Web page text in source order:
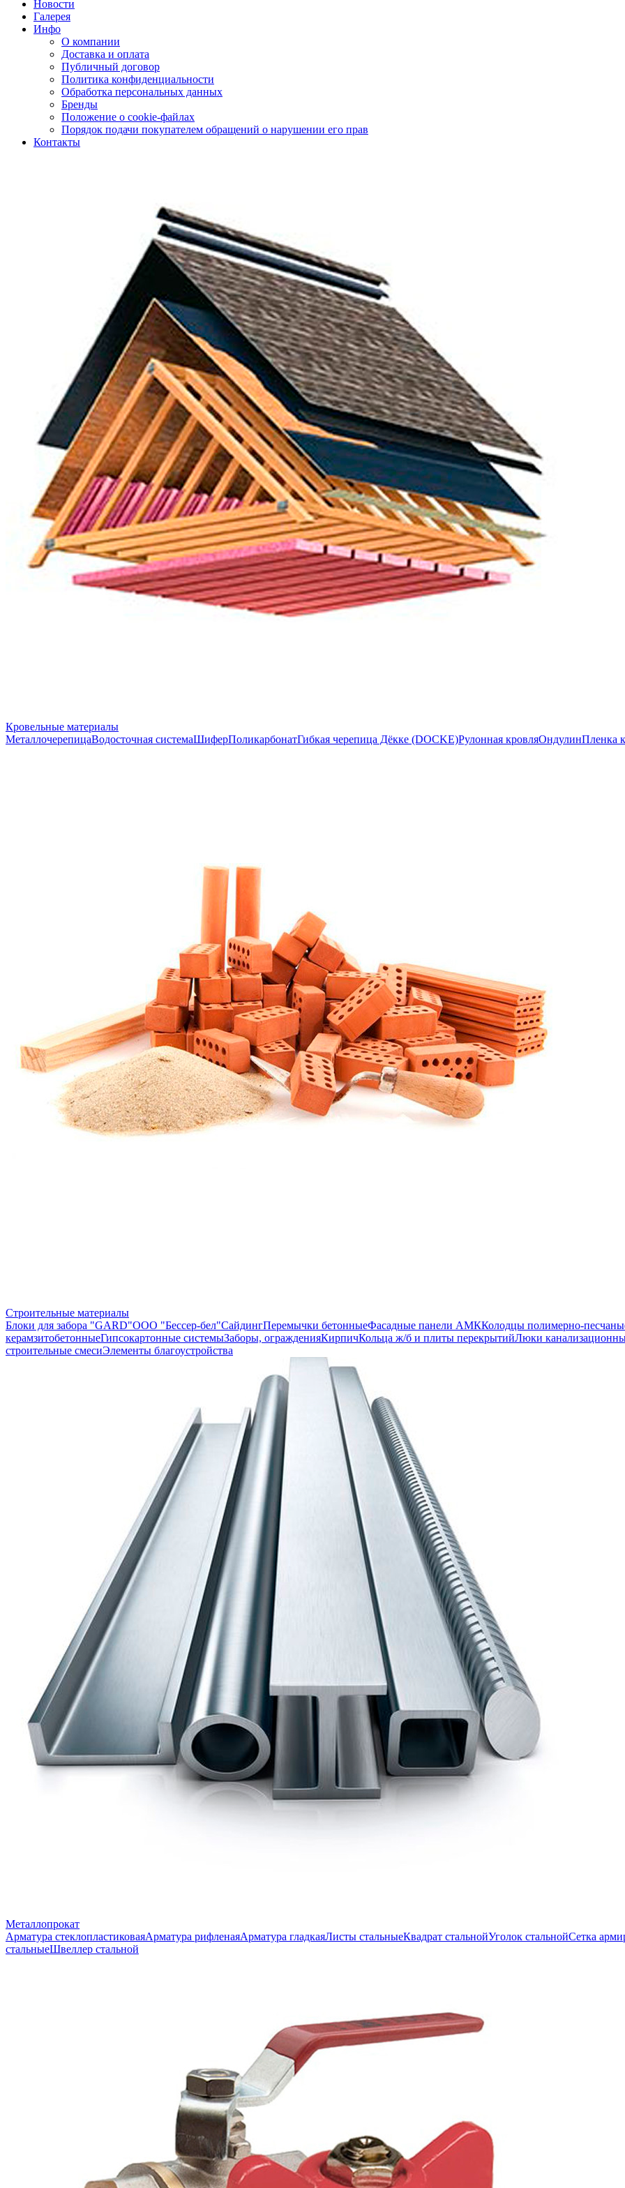
Новости
Галерея
Инфо
О компании
Доставка и оплата
Публичный договор
Политика конфиденциальности
Обработка персональных данных
Бренды
Положение о cookie-файлах
Порядок подачи покупателем обращений о нарушении его прав
Контакты
Кровельные материалы
МеталлочерепицаВодосточная системаШиферПоликарбонатГибкая черепица Дёкке (DOCKE)Рулонная кровляОндулинПленка
Строительные материалы
Блоки для забора "GARD"ООО "Бессер-бел"СайдингПеремычки бетонныеФасадные панели АМККолодцы полимерно-
керамзитобетонныеГипсокартонные системыЗаборы, огражденияКирпичКольца ж/б и плиты перекрытийЛюки
строительные смесиЭлементы благоустройства
Металлопрокат
Арматура стеклопластиковаяАрматура рифленаяАрматура гладкаяЛисты стальныеКвадрат стальнойУголок стальнойСетка
стальныеШвеллер стальной